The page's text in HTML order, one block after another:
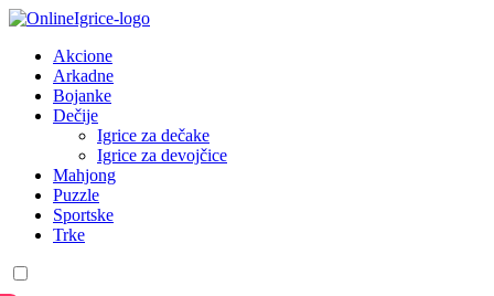
Akcione
Arkadne
Bojanke
Dečije
Igrice za dečake
Igrice za devojčice
Mahjong
Puzzle
Sportske
Trke